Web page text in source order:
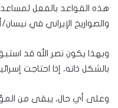
هذه القواعد بالفعل
والصواريخ الإيراني في نيسان/أبريل
وبهذا يكون نصر الله قد
بالشكل ذاته، إذا احتاجت
وعلى أي حال، يبقى من